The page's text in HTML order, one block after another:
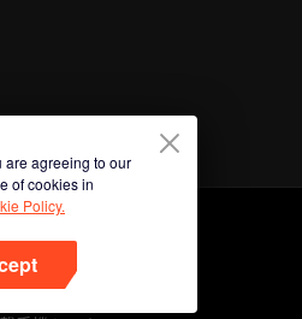
are agreeing to our
of cookies in
Policy.